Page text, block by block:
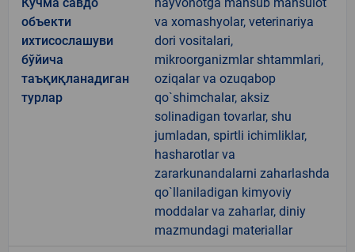
объекти
ихтисослашуви
бўйича
таъқиқланадиган
турлар
va xomashyolar, veterinariya
dori vositalari,
mikroorganizmlar shtammlari,
oziqalar va ozuqabop
qo`shimchalar, aksiz
solinadigan tovarlar, shu
jumladan, spirtli ichimliklar,
hasharotlar va
zararkunandalarni zaharlashda
qo`llaniladigan kimyoviy
moddalar va zaharlar, diniy
mazmundagi materiallar